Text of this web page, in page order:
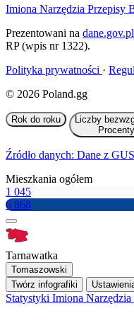
Imiona Narzędzia Przepisy
Prezentowani na dane.gov.pl
RP (wpis nr 1322).
Polityka prywatności ·
© 2026 Poland.gg
Rok do roku
Liczby
Procenty
Źródło danych: Dane z
Mieszkania ogółem
1 045
6 868
Tarnawatka
Tomaszowski
Twórz infografiki
Statystyki Imiona Narzędzia